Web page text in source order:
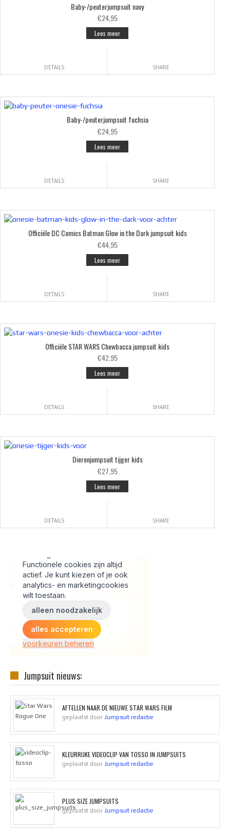
Baby-/peuterjumpsuit navy
€24,95
Lees meer
DETAILS SHARE
Baby-/peuterjumpsuit fuchsia
€24,95
Lees meer
DETAILS SHARE
Officiële DC Comics Batman Glow in the Dark jumpsuit kids
€44,95
Lees meer
DETAILS SHARE
Officiële STAR WARS Chewbacca jumpsuit kids
€42,95
Lees meer
DETAILS SHARE
Dierenjumpsuit tijger kids
€27,95
Lees meer
DETAILS SHARE
Jumpsuit nieuws:
AFTELLEN NAAR DE NIEUWE STAR WARS FILM
geplaatst door Jumpsuit redactie
KLEURRIJKE VIDEOCLIP VAN TOSSO IN JUMPSUITS
geplaatst door Jumpsuit redactie
PLUS SIZE JUMPSUITS
geplaatst door Jumpsuit redactie